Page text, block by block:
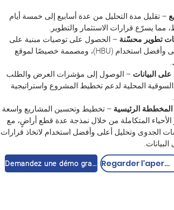
– تقليل مدة التحليل من عدة أسابيع إلى خمسة أيام
مما يسرّع قرارات الاستثمار والتطوير.
تطوير محسّنة – الحصول على توصيات مبنية على
تحليل أعلى وأفضل استخدام (HBU)، ومصممة خصيصًا لموقع
البيانات – الوصول إلى مؤشرات العرض والطلب
السوقية المحلية لدعم تخطيط المشروع واستراتيجية
المخططة الرئيسية – تخطيط وتحسين المشاريع واسعة
الأحياء المتكاملة من خلال نمذجة عدة قطع أراضٍ، مع
الجدوى وتحليل أعلى وأفضل استخدام لاتخاذ قرارات
Demandez une démo gratuite 🚀 Regarder l'aperçu